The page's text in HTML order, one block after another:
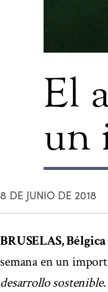
El
un
8 DE JUNIO DE 2018
BRUSELAS, Bélgica
semana en un
desarrollo sostenible